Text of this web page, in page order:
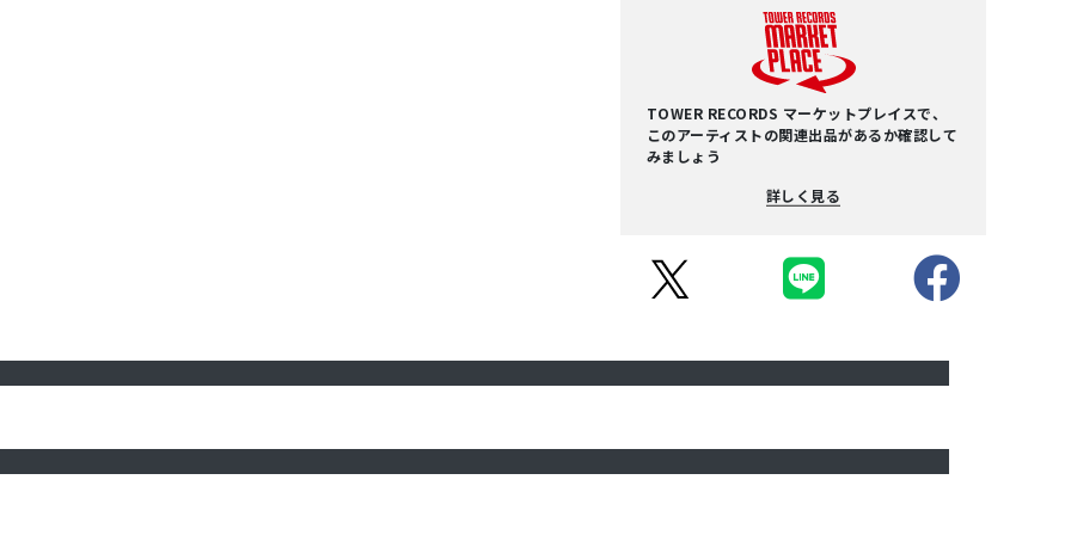
TOWER RECORDS マーケットプレイスで、
このアーティストの関連出品があるか確認して
みましょう
詳しく見る